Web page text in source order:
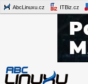
AbcLinuxu.cz ITBiz.cz